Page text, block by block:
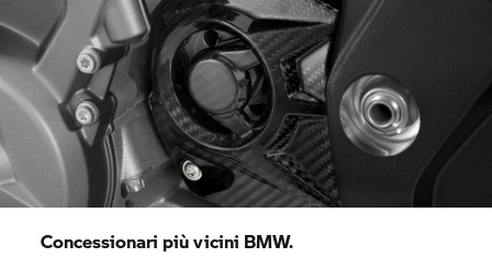
Concessionari più vicini BMW.